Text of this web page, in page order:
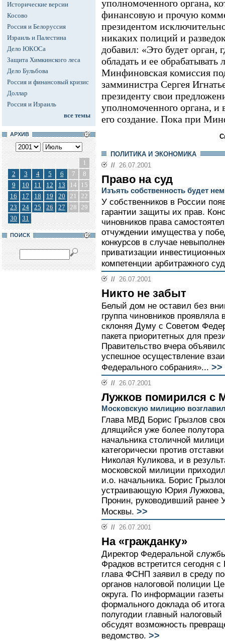
Исторические версии
Косово
Россия и Белоруссия
Израиль и Палестина
Дело ЮКОСа
Защита Химкинского леса
Дело Бульбова
Россия и финансовый кризис
Доллар
Россия и Израиль
все темы
АРХИВ
1
2
3 4 5 6 7
8
9
10 11 12 13 14
15
16
17 18 19 20 21
22
23
24 25 26 27 28 29
30
31
ПОИСК
уполномоченного органа,
финансовую и прочую
президентом
никаких полиций и
добавил: «Это будет орган,
обладать и ее
Минфиновская комиссия
замминистра Сергея
президенту свои
уполномоченного органа, и
его создание. Пока при
ПОЛИТИКА И ЭКОНОМИКА
// 26.07.2001
Право на суд
Изъять собственность будет
У собственников в России
гарантии защиты их прав.
чиновников права
отчуждении имущества у
конкурсов в случае
приватизации
компетенции арбитражного
// 26.07.2001
Никто не забыт
Белый дом не оставил без
группа чиновников
склоняя Думу с Советом
пакета приоритетных для
Правительство вчера
успешное осуществление
Федерального собрания»... >>
// 26.07.2001
Лужков помирился с
Московскую милицию
Глава МВД Борис Грызлов
длящийся уже более полутора
начальника столичной
категорически против
Николая Куликова, и в
московской милиции
и.о. начальника. Борис
устраивающую Юрия
Пронин, руководивший ранее
Москвы. >>
// 26.07.2001
На «гражданку»
Директор Федеральной
Фрадков встретится
глава ФСНП заявил в среду
органов налоговой полиции
округа. По информации
формального доклада об
полугодии главный
обсудят возможность
ведомство. >>